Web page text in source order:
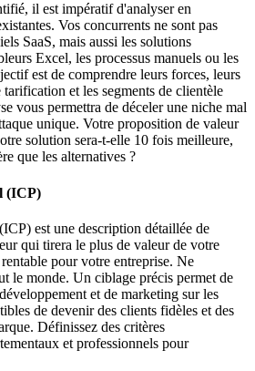
il est impératif d'analyser en
Vos concurrents ne sont pas
SaaS, mais aussi les solutions
Excel, les processus manuels ou les
est de comprendre leurs forces, leurs
et les segments de clientèle
vous permettra de déceler une niche mal
unique. Votre proposition de valeur
solution sera-t-elle 10 fois meilleure,
que les alternatives ?
(ICP)
est une description détaillée de
qui tirera le plus de valeur de votre
pour votre entreprise. Ne
le monde. Un ciblage précis permet de
et de marketing sur les
de devenir des clients fidèles et des
Définissez des critères
et professionnels pour